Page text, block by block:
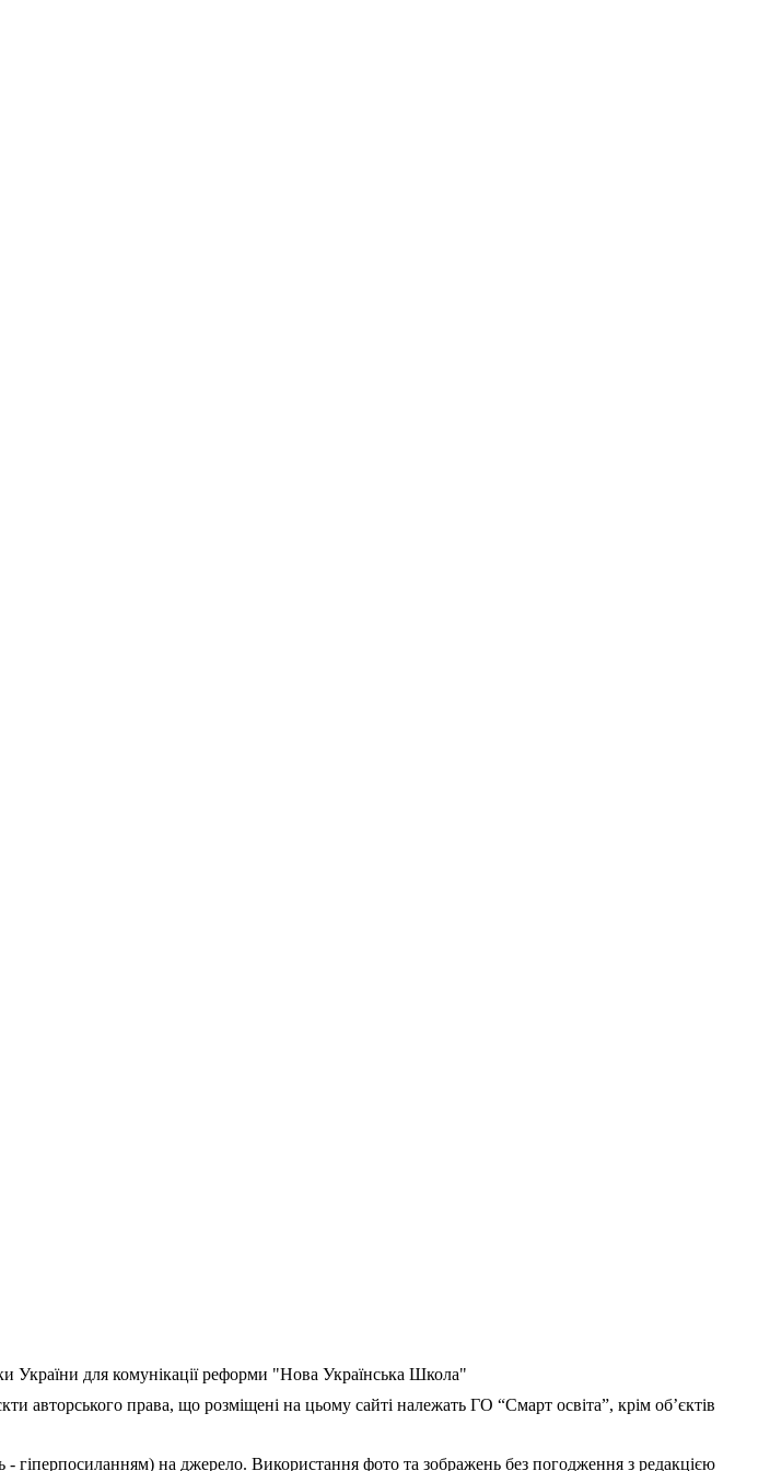
України для комунікації реформи "Нова Українська Школа"
авторського права, що розміщені на цьому сайті належать ГО “Смарт освіта”, крім об’єктів
гіперпосиланням) на джерело. Використання фото та зображень без погодження з редакцією